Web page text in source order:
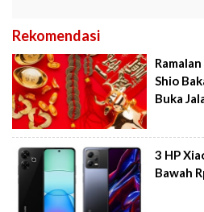
Rekomendasi
Shio
Buka
3 HP
Bawah